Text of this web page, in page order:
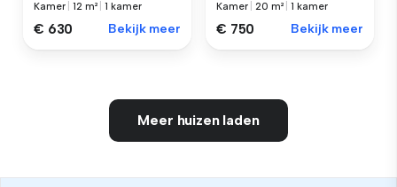
Kamer |12 m² |1 kamer
€ 630 Bekijk meer
Kamer |20 m² |1 kamer
€ 750 Bekijk meer
Meer huizen laden